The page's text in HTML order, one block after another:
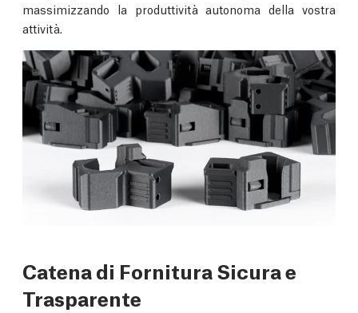
massimizzando la produttività autonoma della vostra
attività.
Catena di Fornitura Sicura e
Trasparente